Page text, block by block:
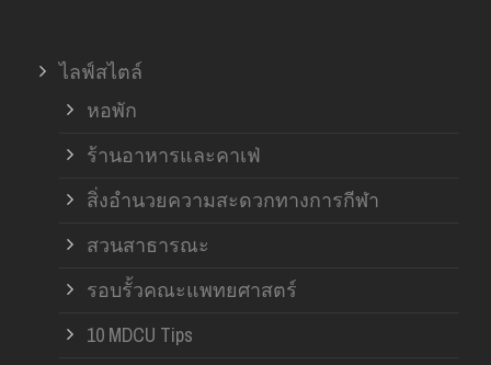
ไลฟ์สไตล์
หอพัก
ร้านอาหารและคาเฟ่
สิ่งอำนวยความสะดวกทางการกีฬา
สวนสาธารณะ
รอบรั้วคณะแพทยศาสตร์
10 MDCU Tips